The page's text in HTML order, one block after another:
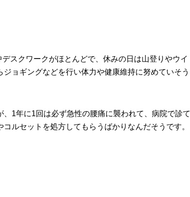
スクワークがほとんどで、休みの日は山登りやウイ
ョギングなどを行い体力や健康維持に努めていそう
1年に1回は必ず急性の腰痛に襲われて、病院で診て
ルセットを処方してもらうばかりなんだそうです。